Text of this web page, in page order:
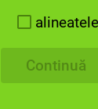
alineatele
Continuă